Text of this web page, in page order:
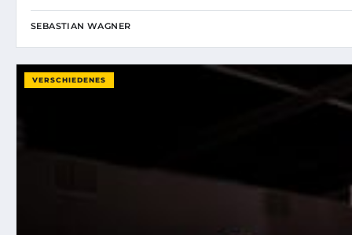
SEBASTIAN WAGNER
VERSCHIEDENES